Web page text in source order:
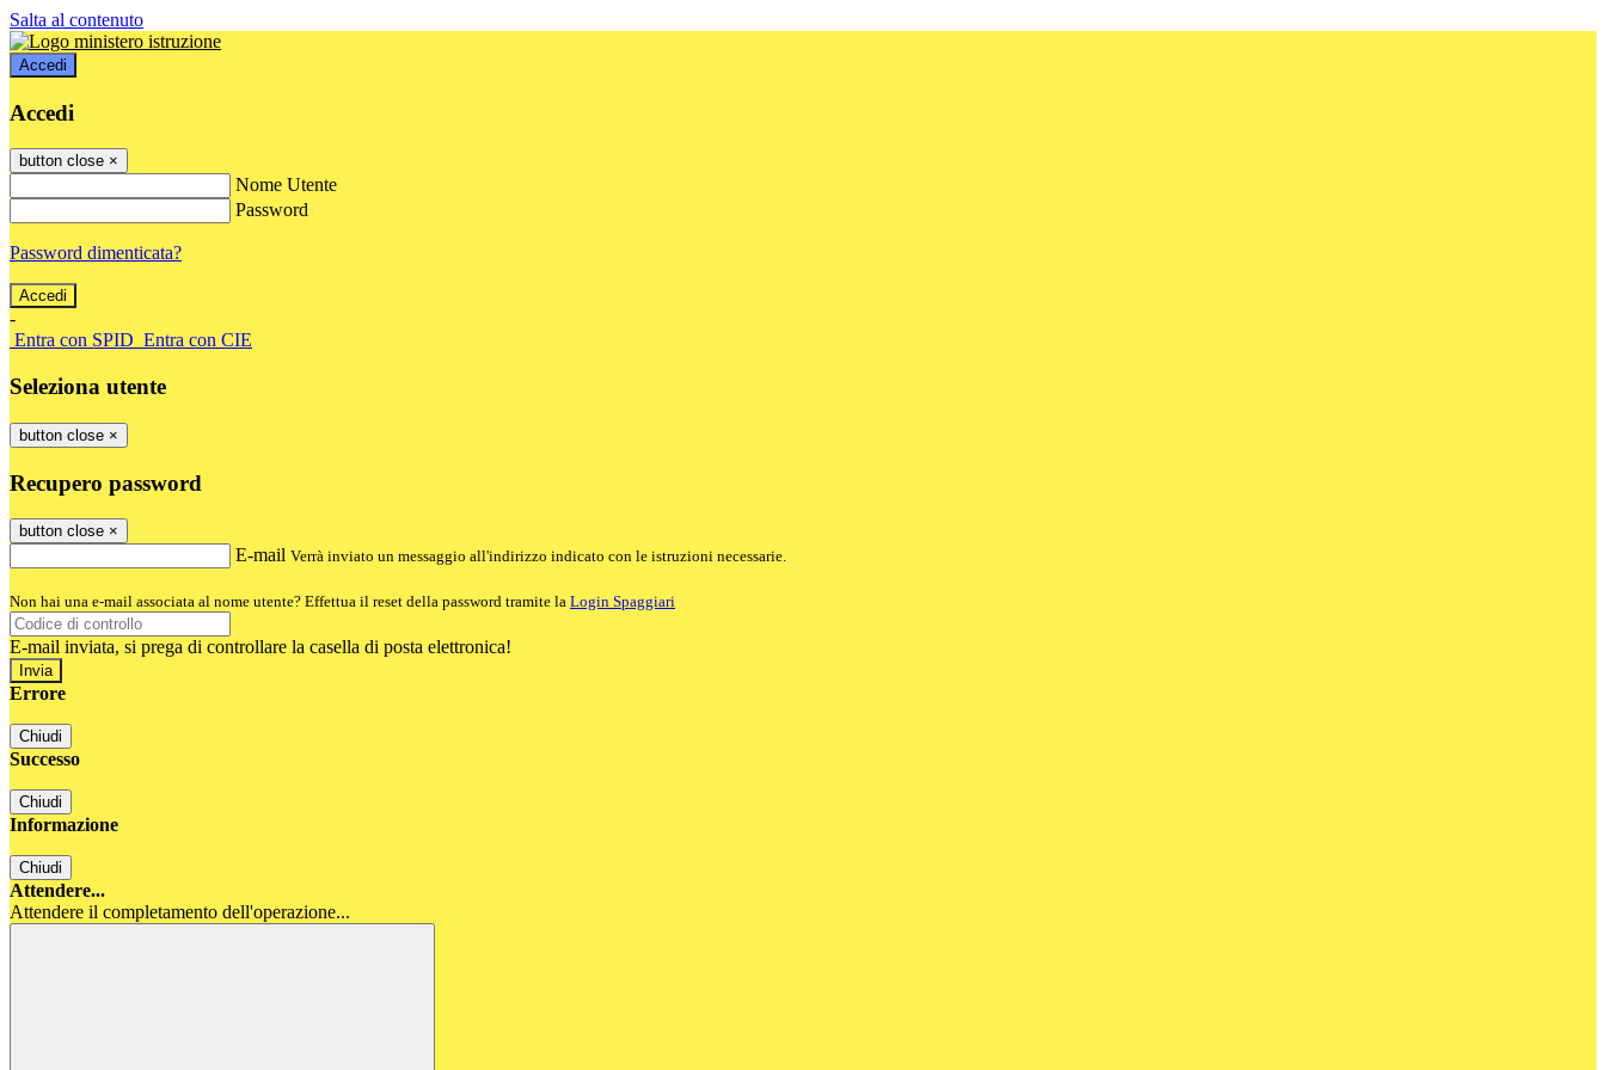
Salta al contenuto
Accedi
Accedi
button close ×
Nome Utente
Password
Password dimenticata?
-
Entra con SPID Entra con CIE
Seleziona utente
button close ×
Recupero password
button close ×
E-mail Verrà inviato un messaggio all'indirizzo indicato con le istruzioni necessarie.
Non hai una e-mail associata al nome utente? Effettua il reset della password tramite la Login Spaggiari
E-mail inviata, si prega di controllare la casella di posta elettronica!
Errore
Chiudi
Successo
Chiudi
Informazione
Chiudi
Attendere...
Attendere il completamento dell'operazione...